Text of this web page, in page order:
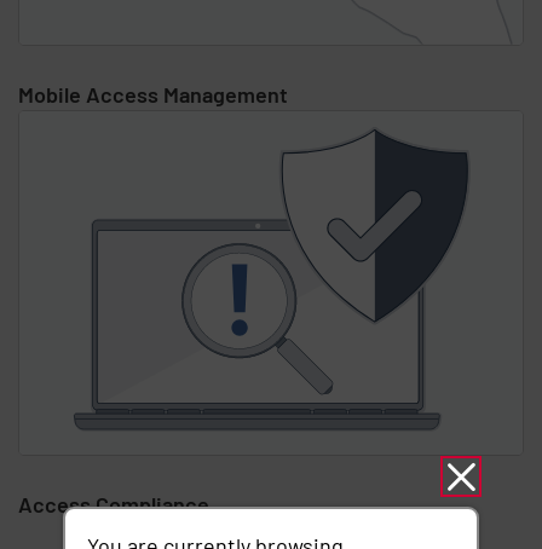
Mobile Access Management
Access Compliance